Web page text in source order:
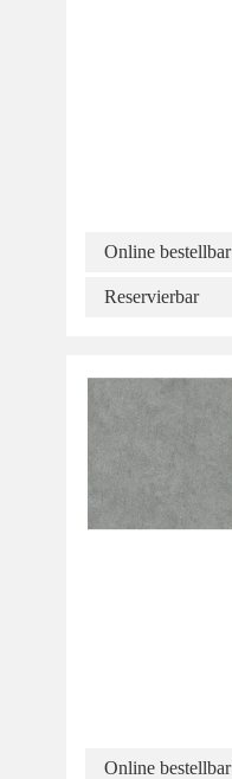
Online bestellbar
Reservierbar
Online bestellbar